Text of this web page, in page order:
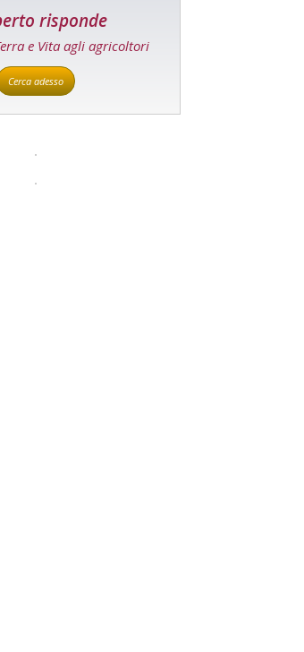
risponde
e Vita agli agricoltori
Cerca adesso